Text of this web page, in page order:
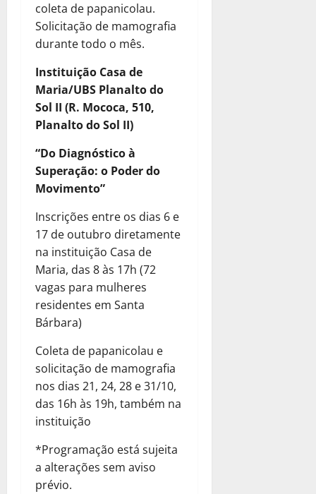
coleta de papanicolau.
Solicitação de mamografia
durante todo o mês.
Instituição Casa de
Maria/UBS Planalto do
Sol II (R. Mococa, 510,
Planalto do Sol II)
“Do Diagnóstico à
Superação: o Poder do
Movimento”
Inscrições entre os dias 6 e
17 de outubro diretamente
na instituição Casa de
Maria, das 8 às 17h (72
vagas para mulheres
residentes em Santa
Bárbara)
Coleta de papanicolau e
solicitação de mamografia
nos dias 21, 24, 28 e 31/10,
das 16h às 19h, também na
instituição
*Programação está sujeita
a alterações sem aviso
prévio.